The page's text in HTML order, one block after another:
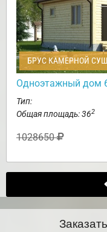
БРУС КАМЕРНОЙ
Одноэтажный дом
Тип:
Общая площадь: 362
1028650